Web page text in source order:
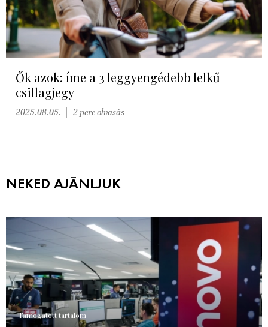
Ők azok: íme a 3 leggyengédebb lelkű
csillagjegy
2025.08.05. 2 perc olvasás
NEKED AJÁNLJUK
Támogatott tartalom